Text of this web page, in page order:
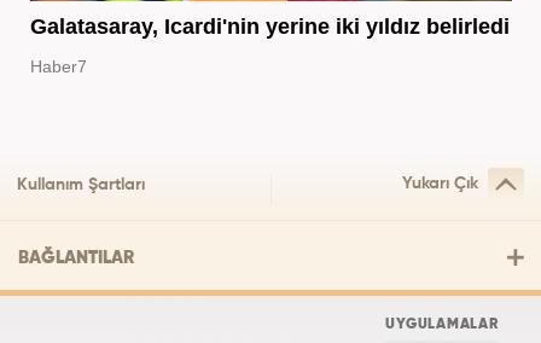
Galatasaray, Icardi'nin yerine iki yıldız belirledi
Haber7
Kullanım Şartları Yukarı Çık
BAĞLANTILAR
UYGULAMALAR